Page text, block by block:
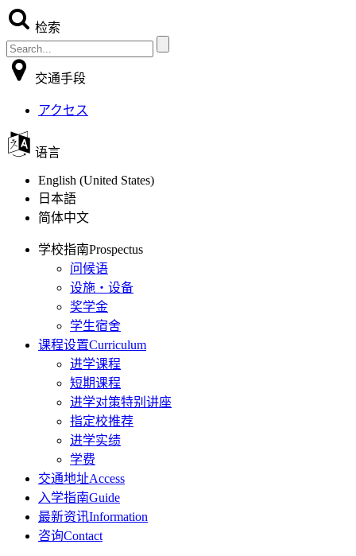
检索
交通手段
アクセス
语言
English (United States)
日本語
简体中文
学校指南Prospectus
问候语
设施・设备
奖学金
学生宿舍
课程设置Curriculum
进学课程
短期课程
进学对策特别讲座
指定校推荐
进学实绩
学费
交通地址Access
入学指南Guide
最新资讯Information
咨询Contact